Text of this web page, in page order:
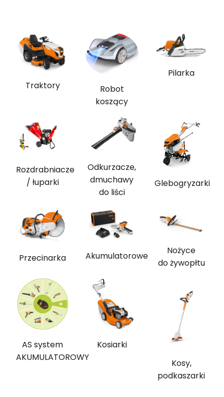
Traktory
Robot
koszący
Pilarka
Rozdrabniacze
/ łuparki
Odkurzacze,
dmuchawy
do liści
Glebogryzarki
Przecinarka Akumulatorowe
Nożyce
do żywopłtu
AS system
AKUMULATOROWY
Kosiarki
Kosy,
podkaszarki